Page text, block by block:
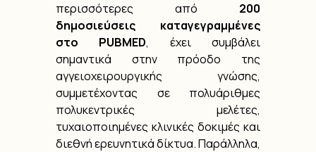
περισσότερες από 200
δημοσιεύσεις καταγεγραμμένες
στο PUBMED, έχει συμβάλει
σημαντικά στην πρόοδο της
αγγειοχειρουργικής γνώσης,
συμμετέχοντας σε πολυάριθμες
πολυκεντρικές μελέτες,
τυχαιοποιημένες κλινικές δοκιμές και
διεθνή ερευνητικά δίκτυα. Παράλληλα,